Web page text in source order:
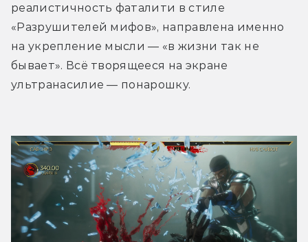
реалистичность фаталити в стиле
«Разрушителей мифов», направлена именно
на укрепление мысли — «в жизни так не
бывает». Всё творящееся на экране
ультранасилие — понарошку.